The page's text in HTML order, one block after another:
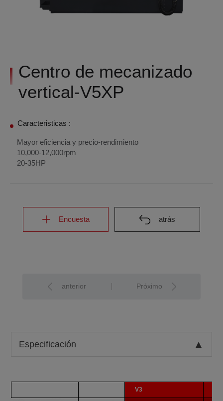
Centro de mecanizado
vertical-V5XP
Caracteristicas :
Mayor eficiencia y precio-rendimiento
10,000-12,000rpm
20-35HP
Encuesta atrás
anterior Próximo
Especificación
V3